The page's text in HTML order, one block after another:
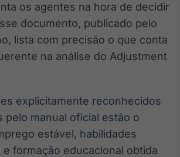
conteúdos
noticiosos
inteligente de
notícias e
conteúdos
os agentes na hora de decidir
documento, publicado pelo
lista com precisão o que conta
na análise do Adjustment
explicitamente reconhecidos
pelo manual oficial estão o
estável, habilidades
e formação educacional obtida